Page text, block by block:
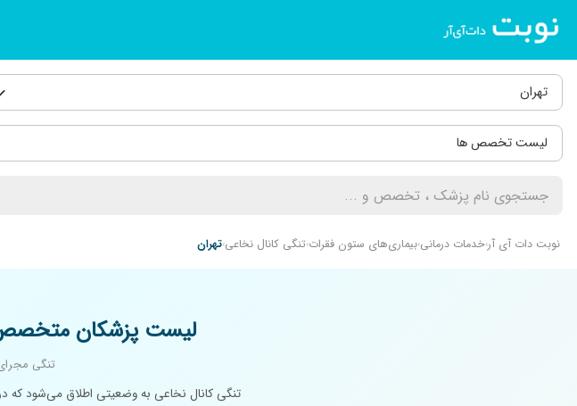
تهران
لیست تخصص ها
نوبت دات آی آرخدمات درمانی بیماری‌های ستون فقرات تنگی کانال نخاعی تهران
لیست پزشکان متخصص
تنگی
تنگی کانال نخاعی به وضعیتی اطلاق می‌شود که